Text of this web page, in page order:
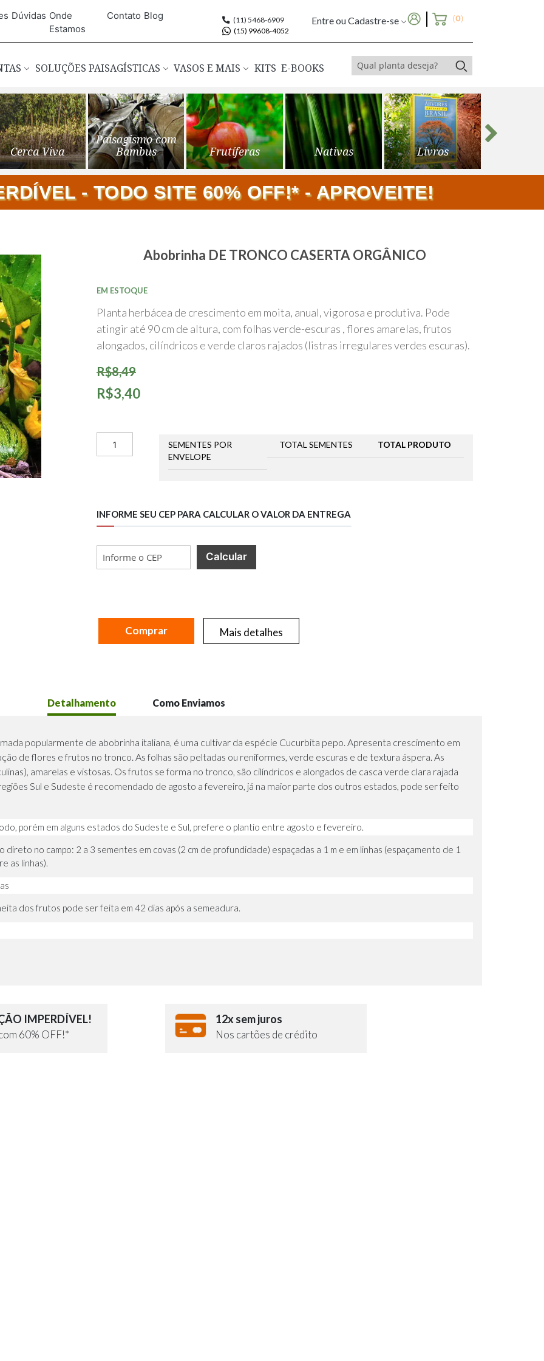
Dúvidas Onde
Estamos
Contato Blog
(11) 5468-6909
(15) 99608-4052
Entre ou Cadastre-se (0)
SOLUÇÕES PAISAGÍSTICAS VASOS E MAIS KITS E-BOOKS
Cerca Viva
Paisagismo com
Bambus
Frutíferas Nativas Livros
- TODO SITE 60% OFF!* - APROVEITE!
Abobrinha DE TRONCO CASERTA ORGÂNICO
R$8,49
R$3,40
EM ESTOQUE
Planta herbácea de crescimento em moita, anual, vigorosa e produtiva. Pode
atingir até 90 cm de altura, com folhas verde-escuras , flores amarelas, frutos
alongados, cilíndricos e verde claros rajados (listras irregulares verdes escuras).
INFORME SEU CEP PARA CALCULAR O VALOR DA ENTREGA
SEMENTES POR
ENVELOPE
TOTAL SEMENTES TOTAL PRODUTO
Calcular
Comprar Mais detalhes
Detalhamento
popularmente de abobrinha italiana, é uma cultivar da espécie Cucurbita pepo. Apresenta crescimento em
de flores e frutos no tronco. As folhas são peltadas ou reniformes, verde escuras e de textura áspera. As
amarelas e vistosas. Os frutos se forma no tronco, são cilíndricos e alongados de casca verde clara rajada
Sul e Sudeste é recomendado de agosto a fevereiro, já na maior parte dos outros estados, pode ser feito
porém em alguns estados do Sudeste e Sul, prefere o plantio entre agosto e fevereiro.
direto no campo: 2 a 3 sementes em covas (2 cm de profundidade) espaçadas a 1 m e em linhas (espaçamento de 1
as linhas).
dos frutos pode ser feita em 42 dias após a semeadura.
Como Enviamos
IMPERDÍVEL!
60% OFF!*
12x sem juros
Nos cartões de crédito